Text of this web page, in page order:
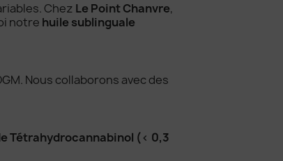
Chez Le Point Chanvre,
notre huile sublinguale
Nous collaborons avec des
Tétrahydrocannabinol (< 0,3